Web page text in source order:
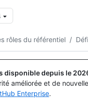
rôles du référentiel /
disponible depuis le
améliorée et de
Enterprise.